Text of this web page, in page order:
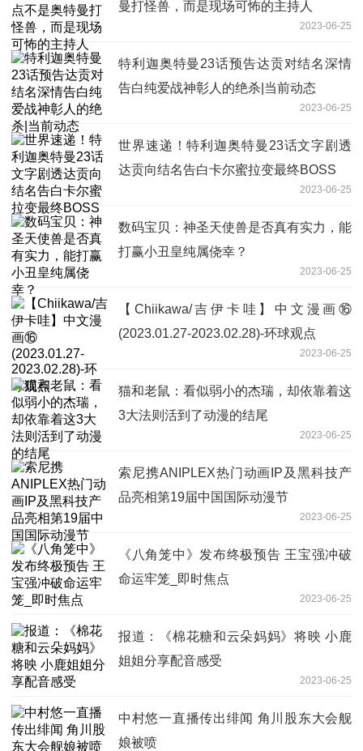
曼打怪兽，而是现场可怖的主持人
2023-06-25
特利迦奥特曼23话预告达贡对结名深情
告白纯爱战神彰人的绝杀|当前动态
2023-06-25
世界速递！特利迦奥特曼23话文字剧透
达贡向结名告白卡尔蜜拉变最终BOSS
2023-06-25
数码宝贝：神圣天使兽是否真有实力，能
打赢小丑皇纯属侥幸？
2023-06-25
【Chiikawa/吉伊卡哇】中文漫画⑯
(2023.01.27-2023.02.28)-环球观点
2023-06-25
猫和老鼠：看似弱小的杰瑞，却依靠着这
3大法则活到了动漫的结尾
2023-06-25
索尼携ANIPLEX热门动画IP及黑科技产
品亮相第19届中国国际动漫节
2023-06-25
《八角笼中》发布终极预告 王宝强冲破
命运牢笼_即时焦点
2023-06-25
报道：《棉花糖和云朵妈妈》将映 小鹿
姐姐分享配音感受
2023-06-25
中村悠一直播传出绯闻 角川股东大会舰
娘被喷